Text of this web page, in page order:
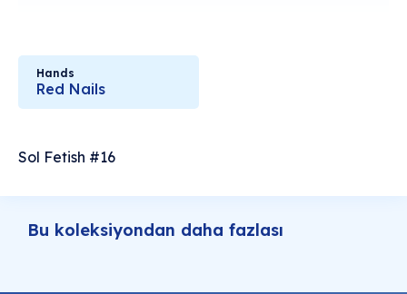
Hands
Red Nails
Sol Fetish #16
Bu koleksiyondan daha fazlası